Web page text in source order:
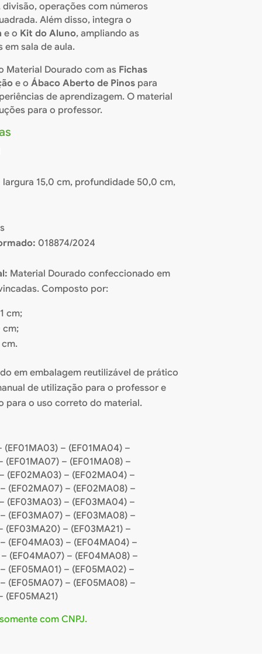
operações com números
Além disso, integra o
e o Kit do Aluno, ampliando as
sala de aula.
Material Dourado com as Fichas
e oÁbaco Aberto de Pinos para
de aprendizagem. O material
para o professor.
largura 15,0 cm, profundidade 50,0 cm,
018874/2024
Material Dourado confeccionado em
Composto por:
cm;
cm;
cm.
em embalagem reutilizável de prático
de utilização para o professor e
para o uso correto do material.
(EF01MA03) – (EF01MA04) –
(EF01MA07) – (EF01MA08) –
(EF02MA03) – (EF02MA04) –
(EF02MA07) – (EF02MA08) –
(EF03MA03) – (EF03MA04) –
(EF03MA07) – (EF03MA08) –
(EF03MA20) – (EF03MA21) –
(EF04MA03) – (EF04MA04) –
(EF04MA07) – (EF04MA08) –
(EF05MA01) – (EF05MA02) –
(EF05MA07) – (EF05MA08) –
(EF05MA21)
com CNPJ.